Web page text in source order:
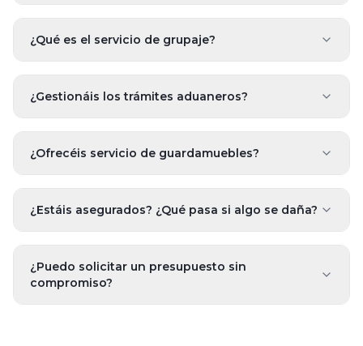
¿Qué es el servicio de grupaje?
¿Gestionáis los trámites aduaneros?
¿Ofrecéis servicio de guardamuebles?
¿Estáis asegurados? ¿Qué pasa si algo se daña?
¿Puedo solicitar un presupuesto sin
compromiso?